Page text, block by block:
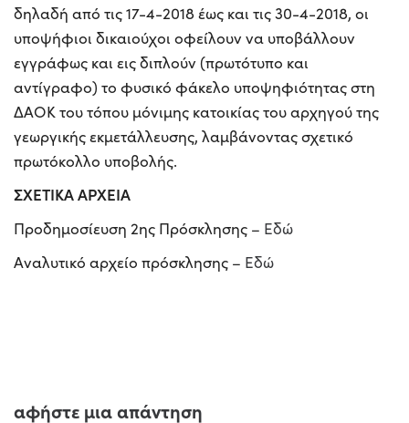
δηλαδή από τις 17-4-2018 έως και τις 30-4-2018, οι
υποψήφιοι δικαιούχοι οφείλουν να υποβάλλουν
εγγράφως και εις διπλούν (πρωτότυπο και
αντίγραφο) το φυσικό φάκελο υποψηφιότητας στη
ΔΑΟΚ του τόπου μόνιμης κατοικίας του αρχηγού της
γεωργικής εκμετάλλευσης, λαμβάνοντας σχετικό
πρωτόκολλο υποβολής.
ΣΧΕΤΙΚΑ ΑΡΧΕΙΑ
Προδημοσίευση 2ης Πρόσκλησης – Εδώ
Αναλυτικό αρχείο πρόσκλησης – Εδώ
αφήστε μια απάντηση